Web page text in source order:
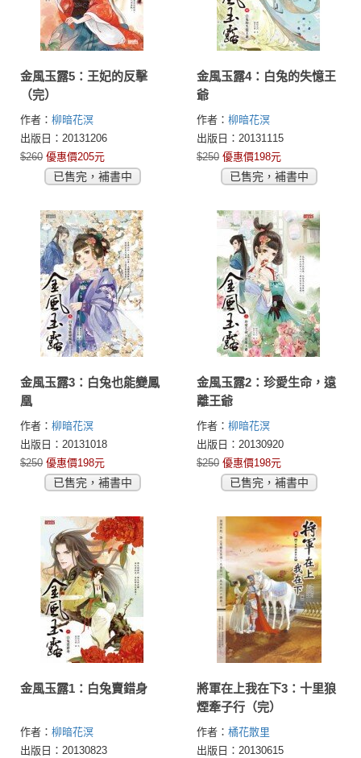
金風玉露5：王妃的反擊
（完）
作者： 柳暗花溟
出版日：20131206
$260 優惠價205元
已售完，補書中
金風玉露4：白兔的失憶王
爺
作者： 柳暗花溟
出版日：20131115
$250 優惠價198元
已售完，補書中
金風玉露3：白兔也能變鳳
凰
作者： 柳暗花溟
出版日：20131018
$250 優惠價198元
已售完，補書中
金風玉露2：珍愛生命，遠
離王爺
作者： 柳暗花溟
出版日：20130920
$250 優惠價198元
已售完，補書中
金風玉露1：白兔賣錯身
作者： 柳暗花溟
出版日：20130823
將軍在上我在下3：十里狼
煙牽子行（完）
作者： 橘花散里
出版日：20130615